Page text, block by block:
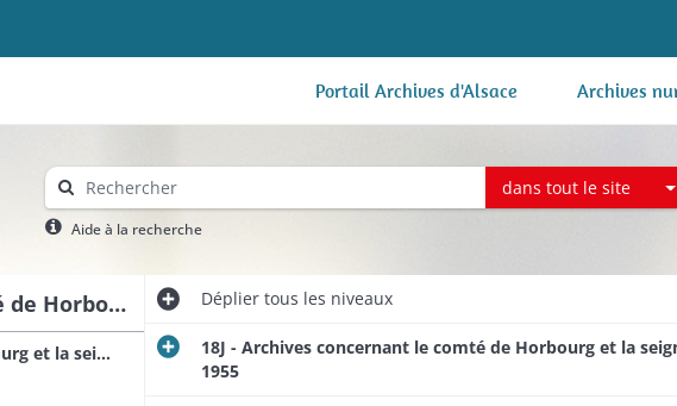
Portail Archives d'Alsace Archives
dans tout le site
Aide à la recherche
18J - Archives concernant le comté de Horbourg et la seigneurie de Riquewihr cédées par le Doubs au Haut-Rhin en 1955
18J - Archives concernant le comté de Horbourg et la seigneurie de Riquewihr cédées par le Doubs au Haut-Rhin en 1955
Dépliertous les niveaux
18J - Archives concernant le comté de Horbourg et la
1955